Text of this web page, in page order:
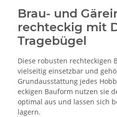
Brau- und
rechteckig mit
Tragebügel
Diese robusten rechteckigen
vielseitig einsetzbar und
Grundausstattung jedes
eckigen Bauform nutzen sie
optimal aus und lassen sich
lagern.